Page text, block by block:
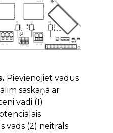
Pievienojiet vadus
saskaņā ar
vadi (1)
vads (2) neitrāls